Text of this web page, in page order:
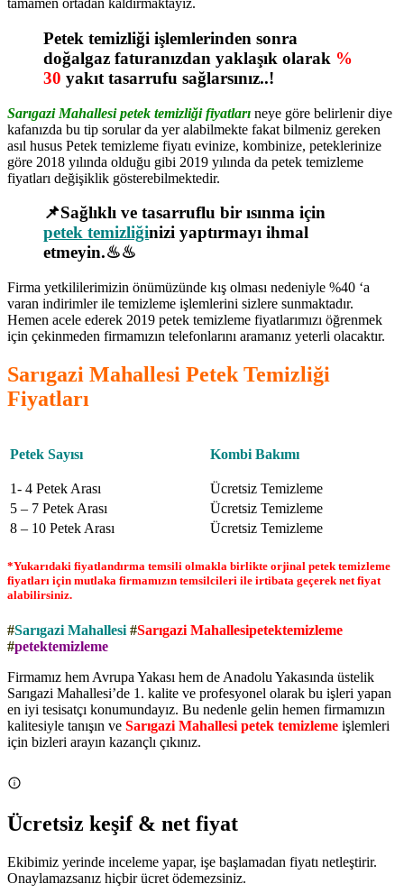
tamamen ortadan kaldırmaktayız.
Petek temizliği işlemlerinden sonra
doğalgaz faturanızdan yaklaşık olarak %
30 yakıt tasarrufu sağlarsınız..!
Sarıgazi Mahallesi petek temizliği fiyatları neye göre belirlenir diye
kafanızda bu tip sorular da yer alabilmekte fakat bilmeniz gereken
asıl husus Petek temizleme fiyatı evinize, kombinize, peteklerinize
göre 2018 yılında olduğu gibi 2019 yılında da petek temizleme
fiyatları değişiklik gösterebilmektedir.
📌Sağlıklı ve tasarruflu bir ısınma için
petek temizliğinizi yaptırmayı ihmal
etmeyin.♨♨
Firma yetkililerimizin önümüzünde kış olması nedeniyle %40 ‘a
varan indirimler ile temizleme işlemlerini sizlere sunmaktadır.
Hemen acele ederek 2019 petek temizleme fiyatlarımızı öğrenmek
için çekinmeden firmamızın telefonlarını aramanız yeterli olacaktır.
Sarıgazi Mahallesi Petek Temizliği
Fiyatları
Petek Sayısı Kombi Bakımı
1- 4 Petek Arası
Ücretsiz Temizleme
5 – 7 Petek Arası
Ücretsiz Temizleme
8 – 10 Petek Arası
Ücretsiz Temizleme
*Yukarıdaki fiyatlandırma temsili olmakla birlikte orjinal petek temizleme
fiyatları için mutlaka firmamızın temsilcileri ile irtibata geçerek net fiyat
alabilirsiniz.
#Sarıgazi Mahallesi #Sarıgazi Mahallesipetektemizleme
#petektemizleme
Firmamız hem Avrupa Yakası hem de Anadolu Yakasında üstelik
Sarıgazi Mahallesi’de 1. kalite ve profesyonel olarak bu işleri yapan
en iyi tesisatçı konumundayız. Bu nedenle gelin hemen firmamızın
kalitesiyle tanışın ve Sarıgazi Mahallesi petek temizleme işlemleri
için bizleri arayın kazançlı çıkınız.
Ücretsiz keşif & net fiyat
Ekibimiz yerinde inceleme yapar, işe başlamadan fiyatı netleştirir.
Onaylamazsanız hiçbir ücret ödemezsiniz.